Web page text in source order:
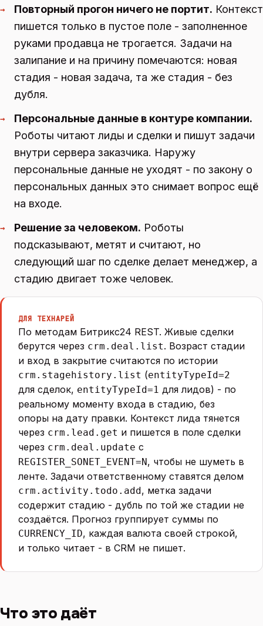
→ Повторный прогон ничего не портит. Контекст
пишется только в пустое поле - заполненное
руками продавца не трогается. Задачи на
залипание и на причину помечаются: новая
стадия - новая задача, та же стадия - без
дубля.
→
Персональные данные в контуре компании.
Роботы читают лиды и сделки и пишут задачи
внутри сервера заказчика. Наружу
персональные данные не уходят - по закону о
персональных данных это снимает вопрос ещё
на входе.
→ Решение за человеком. Роботы
подсказывают, метят и считают, но
следующий шаг по сделке делает менеджер, а
стадию двигает тоже человек.
ДЛЯ ТЕХНАРЕЙ
По методам Битрикс24 REST. Живые сделки
берутся через crm.deal.list. Возраст стадии
и вход в закрытие считаются по истории
crm.stagehistory.list (entityTypeId=2
для сделок, entityTypeId=1 для лидов) - по
реальному моменту входа в стадию, без
опоры на дату правки. Контекст лида тянется
через crm.lead.get и пишется в поле сделки
через crm.deal.update с
REGISTER_SONET_EVENT=N, чтобы не шуметь в
ленте. Задачи ответственному ставятся делом
crm.activity.todo.add, метка задачи
содержит стадию - дубль по той же стадии не
создаётся. Прогноз группирует суммы по
CURRENCY_ID, каждая валюта своей строкой,
и только читает - в CRM не пишет.
Что это даёт